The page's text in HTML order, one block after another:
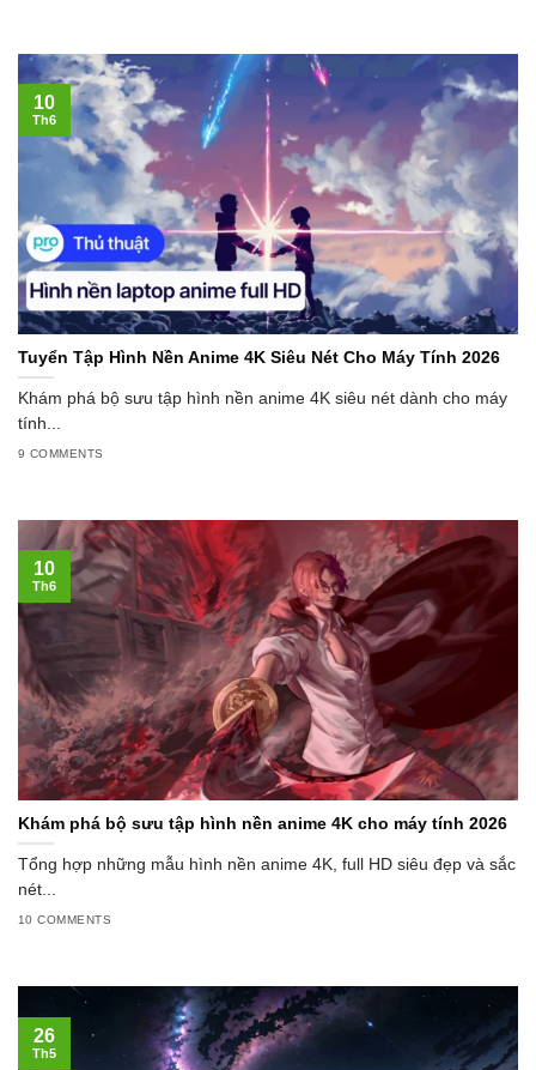
Tuyển Tập Hình Nền Anime 4K Siêu Nét Cho Máy Tính 2026
Khám phá bộ sưu tập hình nền anime 4K siêu nét dành cho máy
tính...
9 COMMENTS
10
Th6
Khám phá bộ sưu tập hình nền anime 4K cho máy tính 2026
Tổng hợp những mẫu hình nền anime 4K, full HD siêu đẹp và sắc
nét...
10 COMMENTS
10
Th6
26
Th5